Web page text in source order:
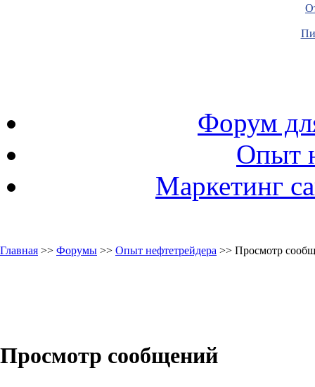
Форум
Опыт
Маркетинг
Главная >> Форумы >> Опыт нефтетрейдера >> Просмотр
Просмотр сообщений